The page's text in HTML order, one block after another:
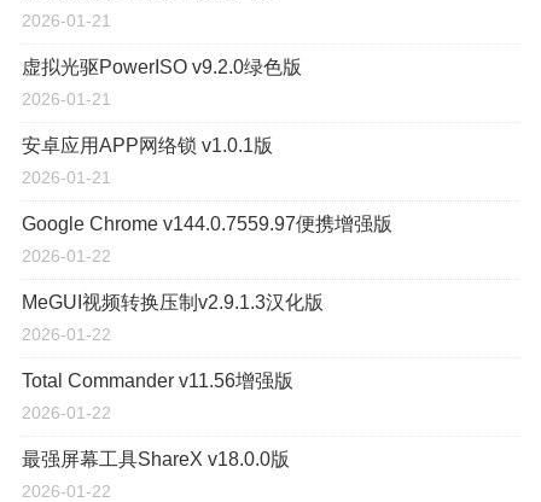
2026-01-21
虚拟光驱PowerISO v9.2.0绿色版
2026-01-21
安卓应用APP网络锁 v1.0.1版
2026-01-21
Google Chrome v144.0.7559.97便携增强版
2026-01-22
MeGUI视频转换压制v2.9.1.3汉化版
2026-01-22
Total Commander v11.56增强版
2026-01-22
最强屏幕工具ShareX v18.0.0版
2026-01-22